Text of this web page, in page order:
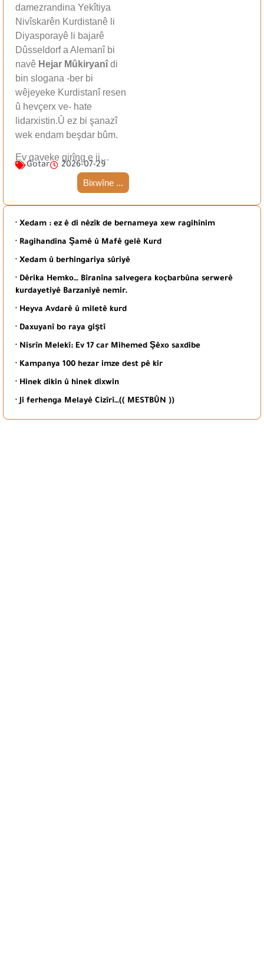
damezrandina Yekîtiya
Nivîskarên Kurdistanê li
Diyasporayê li bajarê
Dûsseldorf a Alemanî bi
navê Hejar Mûkiryanîdi
bin slogana -ber bi
wêjeyeke Kurdistanî resen
û hevçerx ve- hate
lidarxistin.Û ez bi şanazî
wek endam beşdar bûm.
Ev gaveke girîng e ji…
Gotar 2026-07-29
Bixwîne ...
· Xedam : ez ê di nêzîk de bernameya xew ragihînim
· Ragihandina Şamê û Mafê gelê Kurd
· Xedam û berhingariya sûriyê
· Dêrika Hemko… Bîranîna salvegera koçbarbûna serwerê
kurdayetiyê Barzaniyê nemir.
· Heyva Avdarê û miletê kurd
· Daxuyanî bo raya giştî
· Nisrîn Melekî: Ev 17 car Mihemed Şêxo saxdibe
· Kampanya 100 hezar imze dest pê kir
· Hinek dikin û hinek dixwin
· Ji ferhenga Melayê Cizîrî…(( MESTBÛN ))